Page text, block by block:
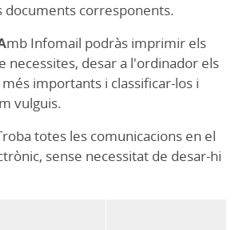
documents corresponents.
mb Infomail podràs imprimir els
necessites, desar a l'ordinador els
importants i classificar-los i
vulguis.
totes les comunicacions en el
sense necessitat de desar-hi